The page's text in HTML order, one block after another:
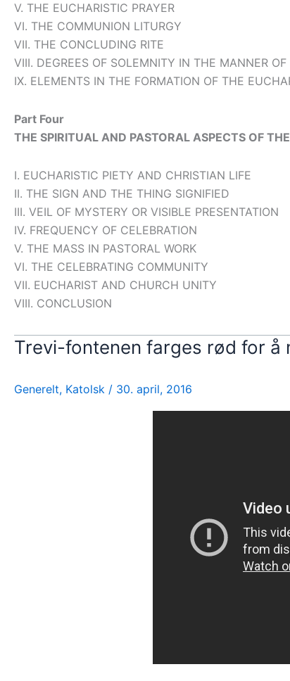
V. THE EUCHARISTIC PRAYER
VI. THE COMMUNION LITURGY
VII. THE CONCLUDING RITE
VIII. DEGREES OF SOLEMNITY IN THE MANNER
IX. ELEMENTS IN THE FORMATION OF THE
Part Four
THE SPIRITUAL AND PASTORAL ASPECTS OF
I. EUCHARISTIC PIETY AND CHRISTIAN LIFE
II. THE SIGN AND THE THING SIGNIFIED
III. VEIL OF MYSTERY OR VISIBLE PRESENTATION
IV. FREQUENCY OF CELEBRATION
V. THE MASS IN PASTORAL WORK
VI. THE CELEBRATING COMMUNITY
VII. EUCHARIST AND CHURCH UNITY
VIII. CONCLUSION
Trevi-fontenen farges rød for å
Generelt, Katolsk / 30. april, 2016